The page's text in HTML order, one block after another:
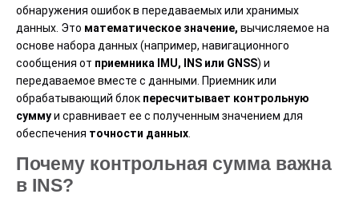
обнаружения ошибок в передаваемых или хранимых
данных. Это математическое значение, вычисляемое на
основе набора данных (например, навигационного
сообщения от приемника IMU, INS или GNSS) и
передаваемое вместе с данными. Приемник или
обрабатывающий блок пересчитывает контрольную
суммуи сравнивает ее с полученным значением для
обеспечения точности данных
Почему контрольная сумма важна
в INS?